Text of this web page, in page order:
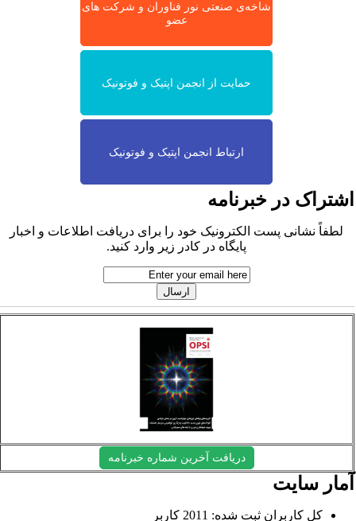
شاخه‌ی صنعتی نور فناوران و شرکت های
عضو
حمایت از انجمن اپتیک و فوتونیک
ارتباط انجمن اپتیک و فوتونیک
در خبرنامه
لطفاً نشانی پست الکترونیک خود را برای دریافت اطلاعات و اخبار
پایگاه در کادر زیر وارد کنید.
دریافت آخرین شماره خبرنامه
سایت
کل کاربران ثبت شده: 2011 کاربر